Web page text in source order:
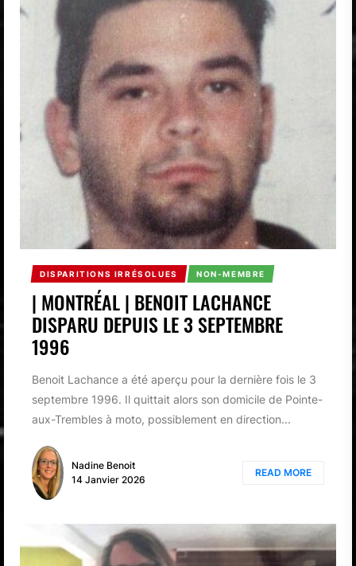
DISPARITIONS IRRÉSOLUES NON-MEMBRE
| MONTRÉAL | BENOIT LACHANCE
DISPARU DEPUIS LE 3 SEPTEMBRE
1996
Benoit Lachance a été aperçu pour la dernière fois le 3
septembre 1996. Il quittait alors son domicile de Pointe-
aux-Trembles à moto, possiblement en direction...
Nadine Benoit
14 Janvier 2026
READ MORE